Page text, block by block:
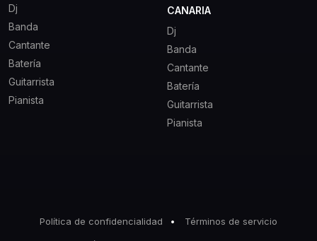
Dj
Banda
Cantante
Batería
Guitarrista
Pianista
CANARIA
Dj
Banda
Cantante
Batería
Guitarrista
Pianista
Política de confidencialidad
Términos de servicio